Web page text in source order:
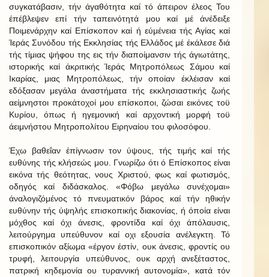
συγκατάβασιν, τήν άγαθότητα καί τό άπειρον έλεος Του
έπέβλεψεν επί τήν ταπεινότητά μου καί μέ άνέδειξε
Ποιμενάρχην καί Επίσκοπον καί ή εύμένεια τής Αγίας καί
Ίεράς Συνόδου τής Εκκλησίας τής Ελλάδος μέ έκάλεσε διά
τής τίμιας ψήφου της εις τήν διαποίμανσιν τής άγιωτάτης,
ιστορικής καί άκριτικής Ίεράς Μητροπόλεως Σάμου καί
Ικαρίας, μιας Μητροπόλεως, τήν οποίαν έκλέισαν καί
εδόξασαν μεγάλα άναστήματα τής εκκλησιαστικής ζωής
αείμνηστοι προκάτοχοί μου επίσκοποι, ζώσαι εικόνες τοϋ
Κυρίου, όπως ή ηγεμονική καί αρχοντική μορφή τοϋ
άειμνήστου Μητροπολίτου Ειρηναίου του φιλοσόφου.
Έχω βαθεΐαν έπίγνωσιν τον ύψους, τής τιμής καί τής
ευθύνης τής κλήσεώς μου. Γνωρίζω ότι ό Επίσκοπος είναι
εικόνα τής θεότητας, νους Χριστού, φως καί φωτισμός,
οδηγός καί διδάσκαλος. «Φόβω μεγάλω συνέχομαι»
άναλογιζόμένος τό πνευματικόν βάρος καί τήν ηθικήν
ευθύνην τής ύψηλής επισκοπικής διακονίας, ή όποία είναι
μόχθος καί όχι άνεσις, φροντίδα καί όχι άπόλαυσις,
λειτούργημα υπεύθυνον καί οχι εξουσία ανέλεγκτη. Τό
επισκοπικόν αξίωμα «έργον έστίν, ουκ άνεσις, φροντίς ου
τρυφή, λειτουργία υπεύθυνος, ουκ αρχή ανεξέταστος,
πατρική κηδεμονία ου τυραννική αυτονομία», κατά τόν